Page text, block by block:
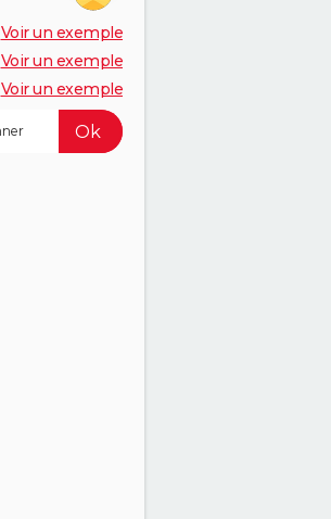
Voir un exemple
Voir un exemple
Voir un exemple